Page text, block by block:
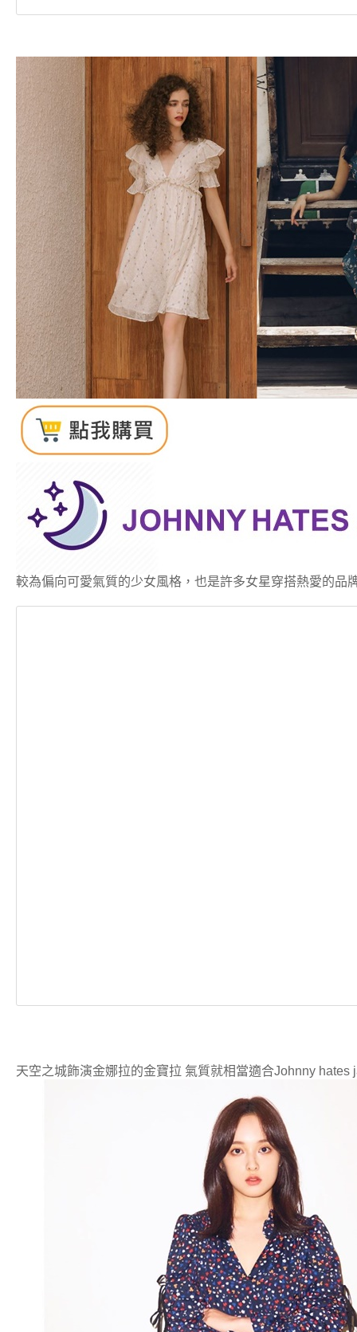
較為偏向可愛氣質的少女風格，也是許多女星穿搭熱愛的品
天空之城飾演金娜拉的金寶拉 氣質就相當適合Johnny hates